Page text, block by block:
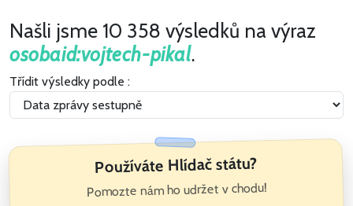
Našli jsme 10 358 výsledků na výraz
osobaid:vojtech-pikal.
Třídit výsledky podle :
Používáte Hlídač státu?
Pomozte nám ho udržet v chodu!